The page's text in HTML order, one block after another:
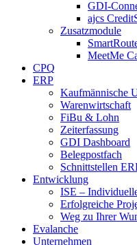
GDI-
ajcs
Zusatzmodule
MeetMe
CPQ
ERP
Kaufmännische
Warenwirtschaft
FiBu & Lohn
Zeiterfassung
GDI Dashboard
Belegpostfach
Schnittstellen
Entwicklung
ISE –
Erfolgreiche
Weg zu Ihrer
Evalanche
Unternehmen